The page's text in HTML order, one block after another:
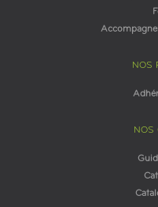
NOS
NOS